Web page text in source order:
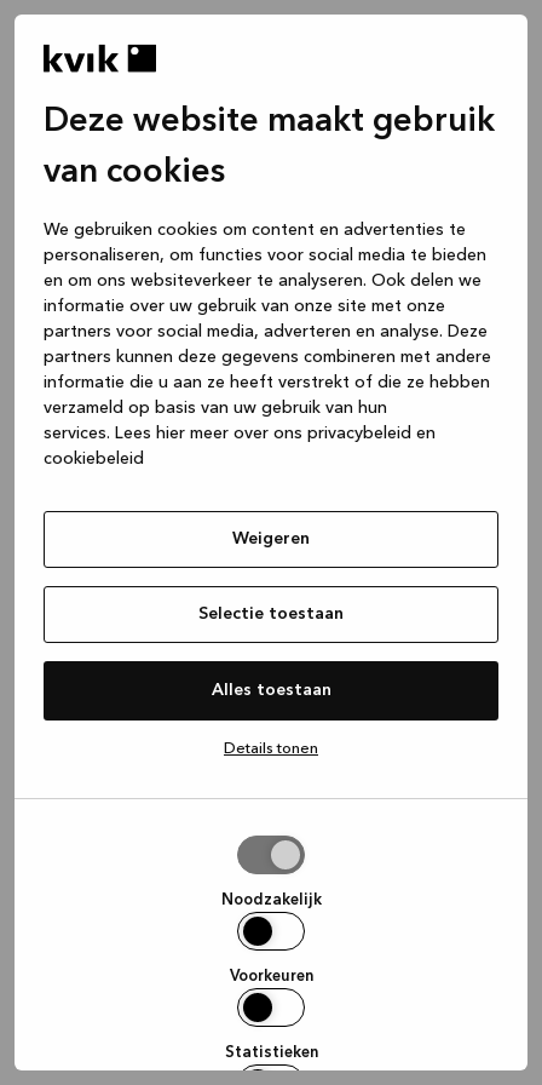
Deze website maakt gebruik
van cookies
We gebruiken cookies om content en advertenties te
personaliseren, om functies voor social media te bieden
en om ons websiteverkeer te analyseren. Ook delen we
informatie over uw gebruik van onze site met onze
partners voor social media, adverteren en analyse. Deze
partners kunnen deze gegevens combineren met andere
informatie die u aan ze heeft verstrekt of die ze hebben
verzameld op basis van uw gebruik van hun
services. Lees hier meer over ons privacybeleid en
cookiebeleid
Weigeren
Selectie toestaan
Alles toestaan
Details tonen
Noodzakelijk
Voorkeuren
Statistieken
(see the browser console for more
information).